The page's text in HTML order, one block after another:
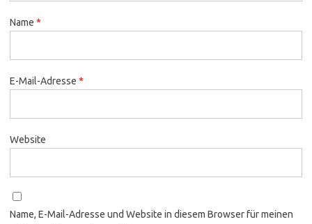
Name *
E-Mail-Adresse *
Website
Name, E-Mail-Adresse und Website in diesem Browser für meinen